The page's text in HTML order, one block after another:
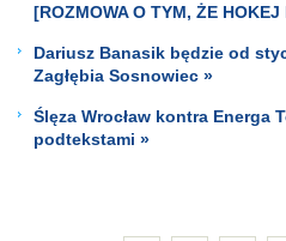
[ROZMOWA O TYM, ŻE
Dariusz Banasik będzie od
Zagłębia Sosnowiec »
Ślęza Wrocław kontra Energa
podtekstami »